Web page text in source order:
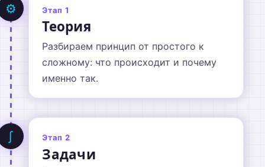
⚙ Этап 1
Теория
Разбираем принцип от простого к
сложному: что происходит и почему
именно так.
∫ Этап 2
Задачи